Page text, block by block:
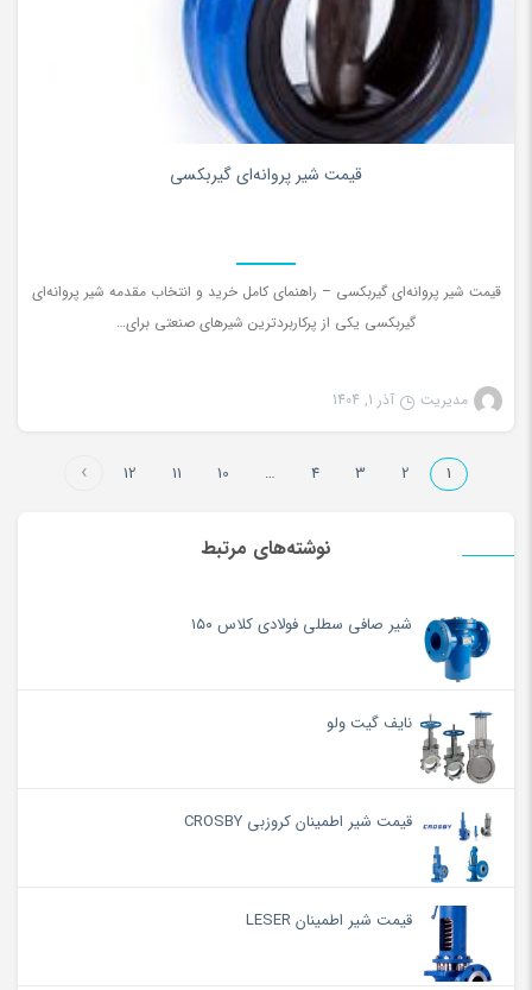
نوشته‌های مرتبط
شیر صافی سطلی فولادی کلاس ۱۵۰
نایف گیت ولو
قیمت شیر اطمینان کروزبی CROSBY
قیمت شیر اطمینان LESER
قیمت شیر پروانه‌ای گیربکسی
قیمت شیر پروانه‌ای گیربکسی – راهنمای کامل خرید و انتخاب مقدمه شیر پروانه‌ای
گیربکسی یکی از پرکاربردترین شیرهای صنعتی برای…
مدیریت آذر 1, 1404
1
2
3
4
…
10
11
12